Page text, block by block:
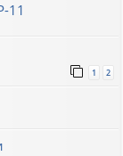
11
1 2